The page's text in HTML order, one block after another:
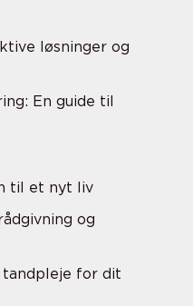
løsninger og
En guide til
til et nyt liv
og
for dit